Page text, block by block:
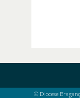
© Diocese